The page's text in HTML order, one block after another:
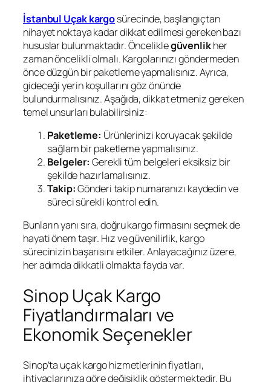
İstanbul Uçak kargosürecinde, başlangıçtan
nihayet noktaya kadar dikkat edilmesi gereken bazı
hususlar bulunmaktadır. Önceliklegüvenlikher
zaman öncelikli olmalı. Kargolarınızı göndermeden
önce düzgün bir paketleme yapmalısınız. Ayrıca,
gideceği yerin koşullarını göz önünde
bulundurmalısınız. Aşağıda, dikkat etmeniz gereken
temel unsurları bulabilirsiniz:
Paketleme: Ürünlerinizi koruyacak şekilde
sağlam bir paketleme yapmalısınız.
Belgeler: Gerekli tüm belgeleri eksiksiz bir
şekilde hazırlamalısınız.
Takip:Gönderi takip numaranızı kaydedin ve
süreci sürekli kontrol edin.
Bunların yanı sıra, doğru kargo firmasını seçmek de
hayati önem taşır. Hız ve güvenilirlik, kargo
sürecinizin başarısını etkiler. Anlayacağınız üzere,
her adımda dikkatli olmakta fayda var.
Sinop Uçak Kargo
Fiyatlandırmaları ve
Ekonomik Seçenekler
Sinop’ta uçak kargo hizmetlerinin fiyatları,
ihtiyaçlarınıza göre değişiklik göstermektedir. Bu